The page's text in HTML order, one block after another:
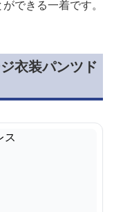
できる一着です。
衣装パンツド